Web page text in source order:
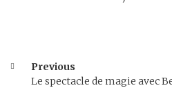
Previous
Le spectacle de magie avec